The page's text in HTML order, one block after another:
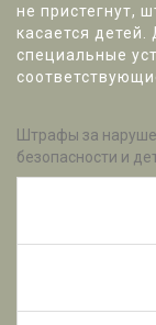
не пристегнут,
касается
специальные
Штрафы за
безопасности и